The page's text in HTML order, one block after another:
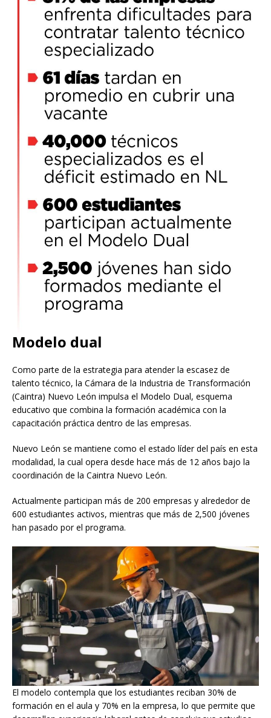
Modelo dual
Como parte de la estrategia para atender la escasez de
talento técnico, la Cámara de la Industria de Transformación
(Caintra) Nuevo León impulsa el Modelo Dual, esquema
educativo que combina la formación académica con la
capacitación práctica dentro de las empresas.
Nuevo León se mantiene como el estado líder del país en esta
modalidad, la cual opera desde hace más de 12 años bajo la
coordinación de la Caintra Nuevo León.
Actualmente participan más de 200 empresas y alrededor de
600 estudiantes activos, mientras que más de 2,500 jóvenes
han pasado por el programa.
El modelo contempla que los estudiantes reciban 30% de
formación en el aula y 70% en la empresa, lo que permite que